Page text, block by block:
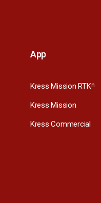
App
Kress Mission RTKn
Kress Mission
Kress Commercial